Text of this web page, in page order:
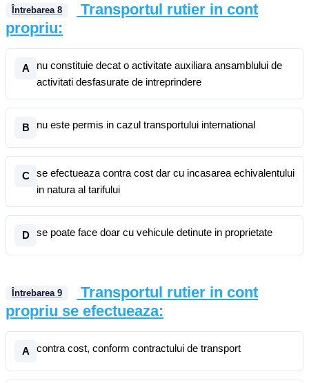
Întrebarea 8
Transportul rutier in cont
propriu:
A
nu constituie decat o activitate auxiliara ansamblului de
activitati desfasurate de intreprindere
B nu este permis in cazul transportului international
C
se efectueaza contra cost dar cu incasarea echivalentului
in natura al tarifului
D se poate face doar cu vehicule detinute in proprietate
Întrebarea 9
Transportul rutier in cont
propriu se efectueaza:
A contra cost, conform contractului de transport